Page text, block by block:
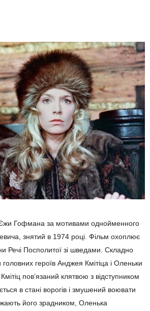
Гофмана за мотивами однойменного
знятий в 1974 році. Фільм охоплює
Речі Посполитої зі шведами. Складно
героїв Анджея Кмітіца і Оленьки
пов’язаний клятвою з відступником
в стані ворогів і змушений воювати
його зрадником, Оленька